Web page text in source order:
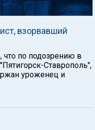
взорвавший
по подозрению в
Ставрополь",
уроженец и